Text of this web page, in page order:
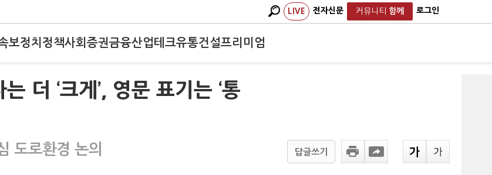
LIVE 전자신문 커뮤니티 함께 로그인
보정치 정책사회 증권금융산업테크유통건설프리미엄
더 ‘크게’, 영문 표기는 ‘통
도로환경 논의 답글쓰기